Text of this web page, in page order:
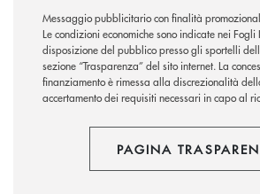
Messaggio pubblicitario con finalità
Le condizioni economiche sono indicate nei Fogli
disposizione del pubblico presso gli sportelli
sezione “Trasparenza” del sito internet.La
finanziamento è rimessa alla discrezionalità
accertamento dei requisiti necessari in capo al
PAGINA